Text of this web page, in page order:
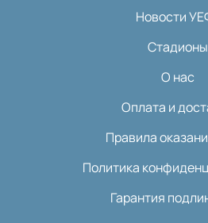
Новости
Стадионы
О нас
Оплата и
Правила
Политика
Гарантия